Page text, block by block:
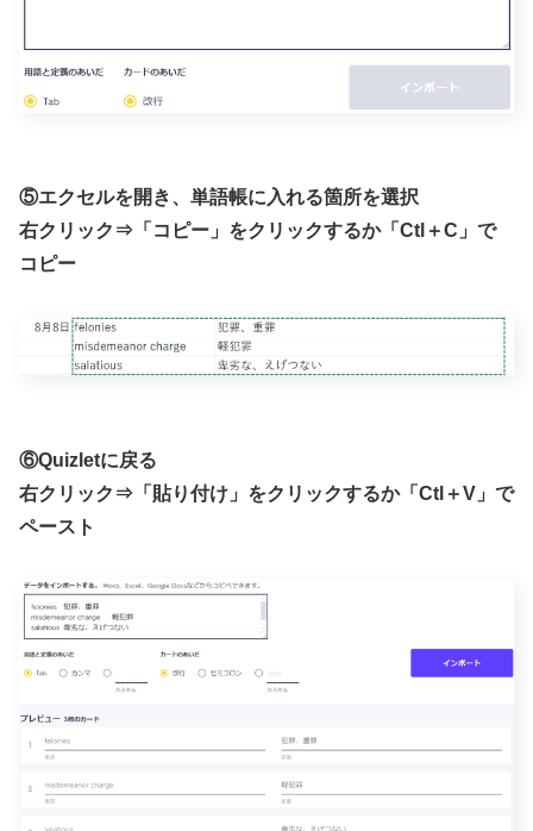
⑤エクセルを開き、単語帳に入れる箇所を選択
右クリック⇒「コピー」をクリックするか「Ctl＋C」で
コピー
⑥Quizletに戻る
右クリック⇒「貼り付け」をクリックするか「Ctl＋V」で
ペースト